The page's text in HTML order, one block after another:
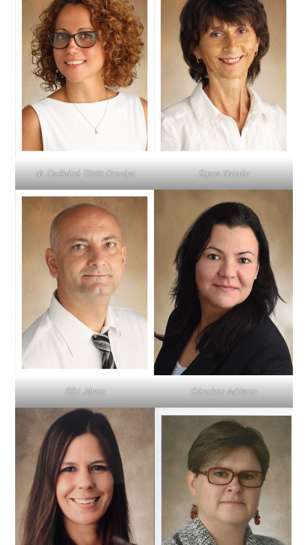
dr. Csókáné Török Orsolya Sipos Katalin
Eőri János Sánchez Adrienn